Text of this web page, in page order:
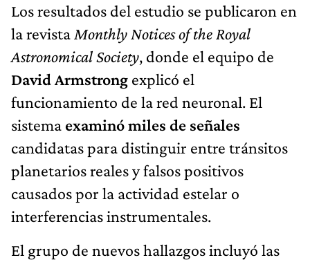
Los resultados del estudio se publicaron en
la revista Monthly Notices of the Royal
Astronomical Society, donde el equipo de
David Armstrong explicó el
funcionamiento de la red neuronal. El
sistema examinó miles de señales
candidatas para distinguir entre tránsitos
planetarios reales y falsos positivos
causados por la actividad estelar o
interferencias instrumentales.
El grupo de nuevos hallazgos incluyó las